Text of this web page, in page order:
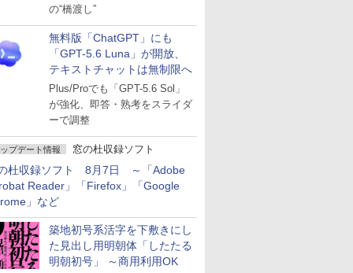
の“橋渡し”
無料版「ChatGPT」にも
「GPT-5.6 Luna」が開放、
テキストチャットは無制限へ
Plus/Proでも「GPT-5.6 Sol」
が強化、即答・熟考をスライダ
ーで調整
プデート情報 窓の杜収録ソフト
杜収録ソフト 8月7日 ～「Adobe
Reader」「Firefox」「Google
」など
築地初号系活字を下敷きにし
た見出し用明朝体「したたる
明朝初号」 ～商用利用OK